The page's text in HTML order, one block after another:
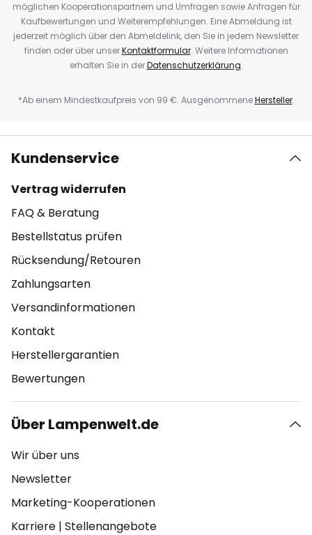
möglichen Kooperationspartnern und Umfragen sowie Anfragen für
Kaufbewertungen und Weiterempfehlungen. Eine Abmeldung ist
jederzeit möglich über den Abmeldelink, den Sie in jedem Newsletter
finden oder über unserKontaktformular. Weitere Informationen
erhalten Sie in derDatenschutzerklärung.
*Ab einem Mindestkaufpreis von 99 €. AusgenommeneHersteller.
Kundenservice
Vertrag widerrufen
FAQ & Beratung
Bestellstatus prüfen
Rücksendung/Retouren
Zahlungsarten
Versandinformationen
Kontakt
Herstellergarantien
Bewertungen
Über Lampenwelt.de
Wir über uns
Newsletter
Marketing-Kooperationen
Karriere | Stellenangebote